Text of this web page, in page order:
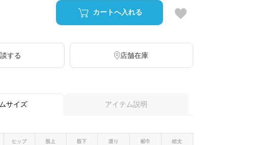
カートへ入れる
する 店舗在庫
サイズ アイテム説明
ヒップ 股上 股下 渡り 裾巾 総丈